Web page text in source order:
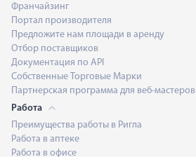
Франчайзинг
Портал производителя
Предложите нам площади в аренду
Отбор поставщиков
Документация по API
Собственные Торговые Марки
Партнерская программа для веб-мастеров
Работа
Преимущества работы в Ригла
Работа в аптеке
Работа в офисе